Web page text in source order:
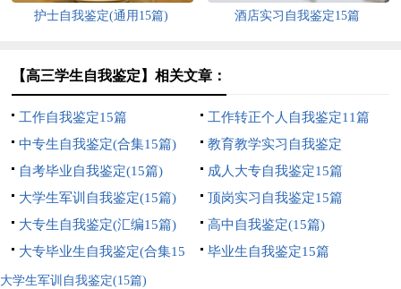
护士自我鉴定(通用15篇) 酒店实习自我鉴定15篇
【高三学生自我鉴定】相关文章：
工作自我鉴定15篇
工作转正个人自我鉴定11篇
中专生自我鉴定(合集15篇)
教育教学实习自我鉴定
自考毕业自我鉴定(15篇)
成人大专自我鉴定15篇
大学生军训自我鉴定(15篇)
顶岗实习自我鉴定15篇
大专生自我鉴定(汇编15篇)
高中自我鉴定(15篇)
大专毕业生自我鉴定(合集15
篇)
毕业生自我鉴定15篇
大学生军训自我鉴定(15篇)